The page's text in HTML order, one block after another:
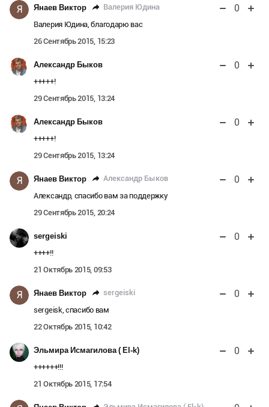
Я Янаев Виктор Валерия Юдина 0
Валерия Юдина, благодарю вас
26 Сентябрь 2015, 15:23
Александр Быков 0
+++++!
29 Сентябрь 2015, 13:24
Александр Быков 0
+++++!
29 Сентябрь 2015, 13:24
Я Янаев Виктор Александр Быков 0
Александр, спасибо вам за поддержку
29 Сентябрь 2015, 20:24
sergeiski 0
++++!!
21 Октябрь 2015, 09:53
Я Янаев Виктор sergeiski 0
sergeisk, спасибо вам
22 Октябрь 2015, 10:42
Эльмира Исмагилова ( El-k) 0
++++++!!!
21 Октябрь 2015, 17:54